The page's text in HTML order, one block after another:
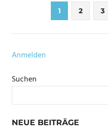
der
Beiträge
1 2 3
Anmelden
Suchen
NEUE BEITRÄGE